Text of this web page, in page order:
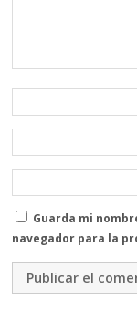
Guarda mi
navegador para la